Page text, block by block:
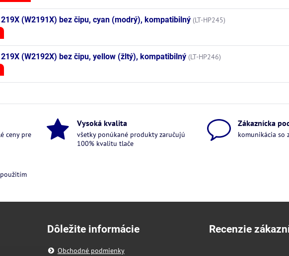
(W2191X) bez čipu, cyan (modrý), kompatibilný (LT-HP245)
(W2192X) bez čipu, yellow (žltý), kompatibilný (LT-HP246)
ceny pre
Vysoká kvalita
všetky ponúkané produkty zaručujú
100% kvalitu tlače
Zákaznícka
komunikácia so
Dôležite informácie
Obchodné podmienky
Recenzie